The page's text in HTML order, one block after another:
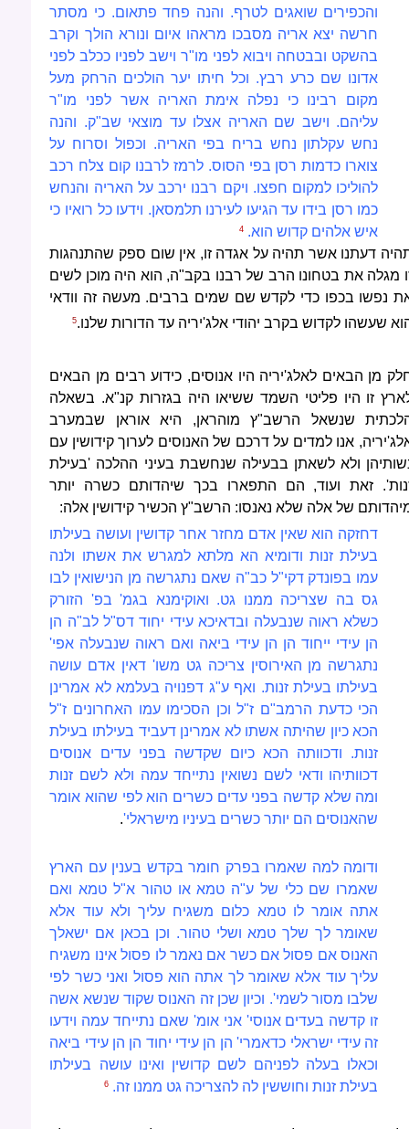
והכפירים שואגים לטרף. והנה פחד פתאום. כי מסתר
חרשה יצא אריה מסבכו מראהו איום ונורא הולך וקרב
בהשקט ובבטחה ויבוא לפני מו"ר וישב לפניו ככלב לפני
אדונו שם כרע רבץ. וכל חיתו יער הולכים הרחק מעל
מקום רבינו כי נפלה אימת האריה אשר לפני מו"ר
עליהם. וישב שם האריה אצלו עד מוצאי שב"ק. והנה
נחש עקלתון נחש בריח בפי האריה. וכפול וסרוח על
צוארו כדמות רסן בפי הסוס. לרמז לרבנו קום צלח רכב
להוליכו למקום חפצו. ויקם רבנו ירכב על האריה והנחש
כמו רסן בידו עד הגיעו לעירנו תלמסאן. וידעו כל רואיו כי
איש אלהים קדוש הוא. 4
דעתנו אשר תהיה על אגדה זו, אין שום ספק שהתנהגות
מגלה את בטחונו הרב של רבנו בקב"ה, הוא היה מוכן לשים
נפשו בכפו כדי לקדש שם שמים ברבים. מעשה זה וודאי
שעשהו לקדוש בקרב יהודי אלג'יריה עד הדורות שלנו.5
מן הבאים לאלג'יריה היו אנוסים, כידוע רבים מן הבאים
זו היו פליטי השמד ששיאו היה בגזרות קנ"א. בשאלה
שנשאל הרשב"ץ מוהראן, היא אוראן שבמערב
אנו למדים על דרכם של האנוסים לערוך קידושין עם
ולא לשאתן בבעילה שנחשבת בעיני ההלכה 'בעילת
זאת ועוד, הם התפארו בכך שיהדותם כשרה יותר
של אלה שלא נאנסו: הרשב"ץ הכשיר קידושין אלה:
דחזקה הוא שאין אדם מחזר אחר קדושין ועושה בעילתו
בעילת זנות ודומיא הא מלתא למגרש את אשתו ולנה
עמו בפונדק דקי"ל כב"ה שאם נתגרשה מן הנישואין לבו
גס בה שצריכה ממנו גט. ואוקימנא בגמ' בפ' הזורק
כשלא ראוה שנבעלה ובדאיכא עידי יחוד דס"ל לב"ה הן
הן עידי ייחוד הן הן עידי ביאה ואם ראוה שנבעלה אפי'
נתגרשה מן האירוסין צריכה גט משו' דאין אדם עושה
בעילתו בעילת זנות. ואף ע"ג דפנויה בעלמא לא אמרינן
הכי כדעת הרמב"ם ז"ל וכן הסכימו עמו האחרונים ז"ל
הכא כיון שהיתה אשתו לא אמרינן דעביד בעילתו בעילת
זנות. ודכוותה הכא כיום שקדשה בפני עדים אנוסים
דכוותיהו ודאי לשם נשואין נתייחד עמה ולא לשם זנות
ומה שלא קדשה בפני עדים כשרים הוא לפי שהוא אומר
שהאנוסים הם יותר כשרים בעיניו מישראלי'.
ודומה למה שאמרו בפרק חומר בקדש בענין עם הארץ
שאמרו שם כלי של ע"ה טמא או טהור א"ל טמא ואם
אתה אומר לו טמא כלום משגיח עליך ולא עוד אלא
שאומר לך שלך טמא ושלי טהור. וכן בכאן אם ישאלך
האנוס אם פסול אם כשר אם נאמר לו פסול אינו משגיח
עליך עוד אלא שאומר לך אתה הוא פסול ואני כשר לפי
שלבו מסור לשמי'. וכיון שכן זה האנוס שקוד שנשא אשה
זו קדשה בעדים אנוסי' אני אומ' שאם נתייחד עמה וידעו
זה עידי ישראלי כדאמרי' הן הן עידי יחוד הן הן עידי ביאה
וכאלו בעלה לפניהם לשם קדושין ואינו עושה
בעילתו
בעילת זנות וחוששין לה להצריכה גט ממנו זה. 6